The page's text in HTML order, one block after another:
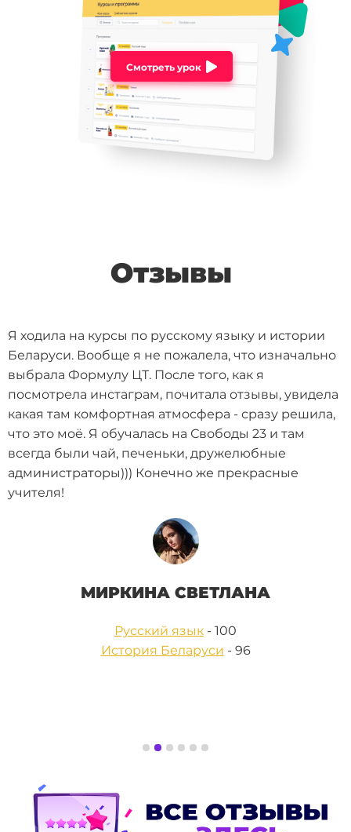
Смотреть урок
Отзывы
Я ходила на курсы по русскому языку и истории
Беларуси. Вообще я не пожалела, что изначально
выбрала Формулу ЦТ. После того, как я
посмотрела инстаграм, почитала отзывы, увидела
какая там комфортная атмосфера - сразу решила,
что это моё. Я обучалась на Свободы 23 и там
всегда были чай, печеньки, дружелюбные
администраторы))) Конечно же прекрасные
учителя!
МИРКИНА СВЕТЛАНА
Русский язык - 100
История Беларуси - 96